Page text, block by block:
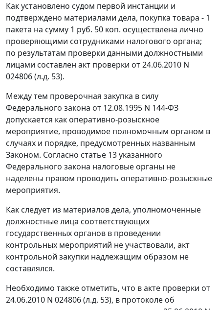
Как установлено судом первой инстанции и
подтверждено материалами дела, покупка товара - 1
пакета на сумму 1 руб. 50 коп. осуществлена лично
проверяющими сотрудниками налогового органа;
по результатам проверки данными должностными
лицами составлен акт проверки от 24.06.2010 N
024806 (л.д. 53).
Между тем проверочная закупка в силу
Федерального закона от 12.08.1995 N 144-ФЗ
допускается как оперативно-розыскное
мероприятие, проводимое полномочным органом в
случаях и порядке, предусмотренных названным
Законом. Согласно статье 13указанного
Федерального закона налоговые органы не
наделены правом проводить оперативно-розыскные
мероприятия.
Как следует из материалов дела, уполномоченные
должностные лица соответствующих
государственных органов в проведении
контрольных мероприятий не участвовали, акт
контрольной закупки надлежащим образом не
составлялся.
Необходимо также отметить, что в акте проверки от
24.06.2010 N 024806 (л.д. 53), в протоколе об